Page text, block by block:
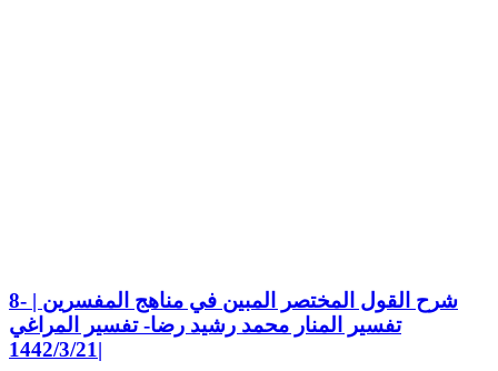
8- شرح القول المختصر المبين في مناهج المفسرين |
تفسير المنار محمد رشيد رضا- تفسير المراغي
|1442/3/21